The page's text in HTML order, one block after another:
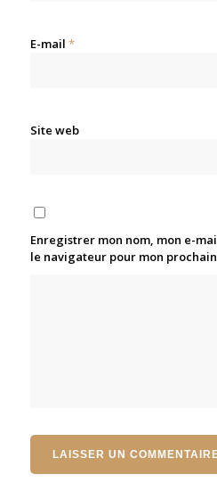
E-mail *
Site web
Enregistrer mon nom, mon e-
le navigateur pour mon